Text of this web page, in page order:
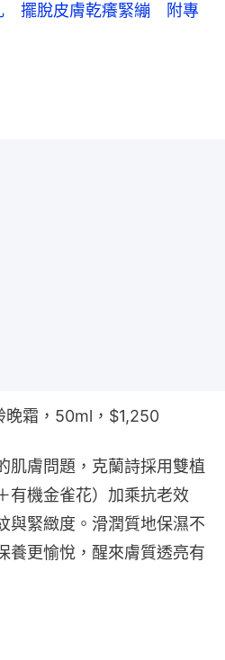
擺脫皮膚乾癢緊繃 附專
晚霜，50ml，$1,250
肌膚問題，克蘭詩採用雙植
有機金雀花）加乘抗老效
與緊緻度。滑潤質地保濕不
養更愉悅，醒來膚質透亮有